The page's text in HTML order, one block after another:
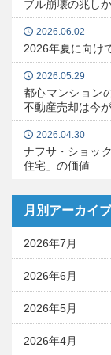
ブル崩壊の兆しか
2026.06.02
2026年夏に向け
2026.05.29
都心マンション
不動産売却は今
2026.04.30
ナフサ・ショッ
住宅」の価値
月別アーカイブ
2026年7月
2026年6月
2026年5月
2026年4月